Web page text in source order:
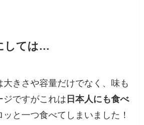
しては…
大きさや容量だけでなく、味も
ジですがこれは 日本人にも食べ
ッと一つ食べてしまいました！